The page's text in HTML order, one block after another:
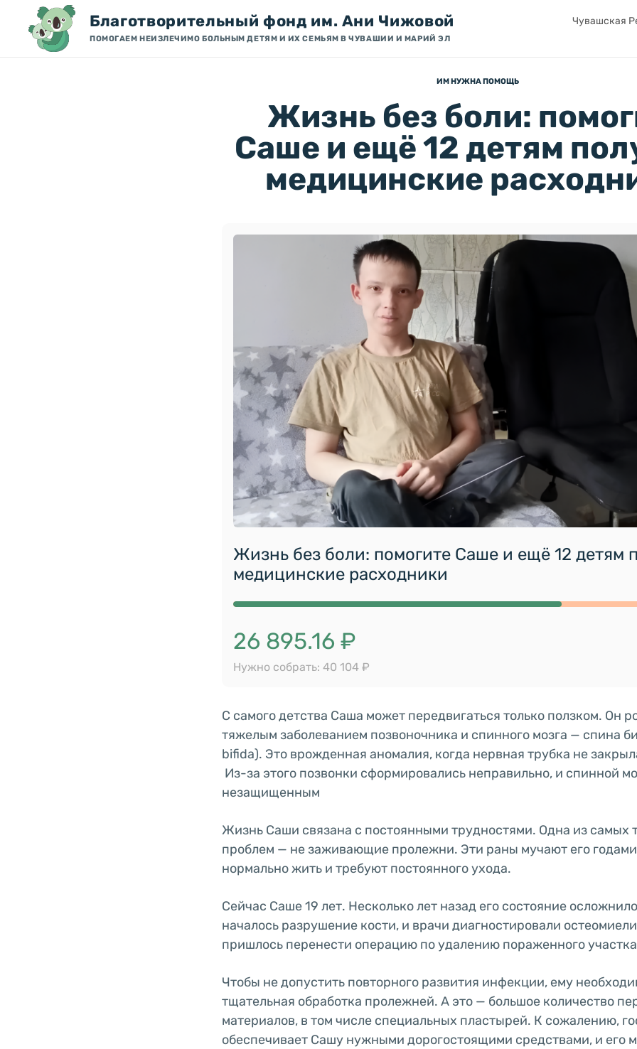
Благотворительный фонд им. Ани Чижовой
ПОМОГАЕМ НЕИЗЛЕЧИМО БОЛЬНЫМ ДЕТЯМ И ИХ СЕМЬЯМ В ЧУВАШИИ И МАРИЙ ЭЛ
Чувашская
ИМ НУЖНА ПОМОЩЬ
Жизнь без боли:
Саше и ещё 12 детям
медицинские
Жизнь без боли: помогите Саше и ещё 12 детям
медицинские расходники
26 895.16 ₽
Нужно собрать: 40 104 ₽
С самого детства Саша может передвигаться только ползком. Он
тяжелым заболеванием позвоночника и спинного мозга — спина
bifida). Это врожденная аномалия, когда нервная трубка не
Из-за этого позвонки сформировались неправильно, и спинной
незащищенным
Жизнь Саши связана с постоянными трудностями. Одна из самых
проблем — не заживающие пролежни. Эти раны мучают его
нормально жить и требуют постоянного ухода.
Сейчас Саше 19 лет. Несколько лет назад его состояние
началось разрушение кости, и врачи диагностировали
пришлось перенести операцию по удалению пораженного
Чтобы не допустить повторного развития инфекции, ему
тщательная обработка пролежней. А это — большое количество
материалов, в том числе специальных пластырей. К сожалению,
обеспечивает Сашу нужными дорогостоящими средствами, и его